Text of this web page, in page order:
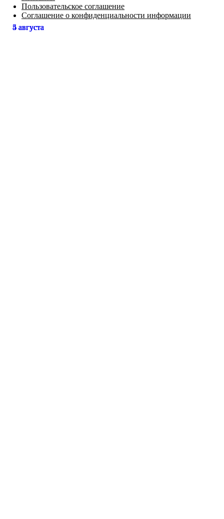
5 августа
5 августа
5 августа
5 августа
4 августа
Пользовательское соглашение
Соглашение о конфиденциальности информации